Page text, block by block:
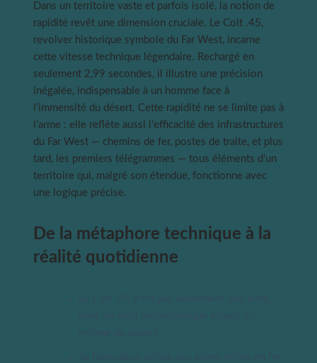
Dans un territoire vaste et parfois isolé, la notion de
rapidité revêt une dimension cruciale. Le Colt .45,
revolver historique symbole du Far West, incarne
cette vitesse technique légendaire. Rechargé en
seulement 2,99 secondes, il illustre une précision
inégalée, indispensable à un homme face à
l’immensité du désert. Cette rapidité ne se limite pas à
l’arme : elle reflète aussi l’efficacité des infrastructures
du Far West — chemins de fer, postes de traite, et plus
tard, les premiers télégrammes — tous éléments d’un
territoire qui, malgré son étendue, fonctionne avec
une logique précise.
De la métaphore technique à la
réalité quotidienne